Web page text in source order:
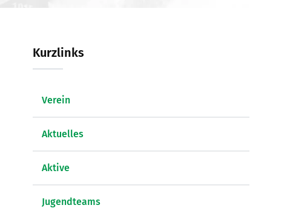
Kurzlinks
Verein
Aktuelles
Aktive
Jugendteams